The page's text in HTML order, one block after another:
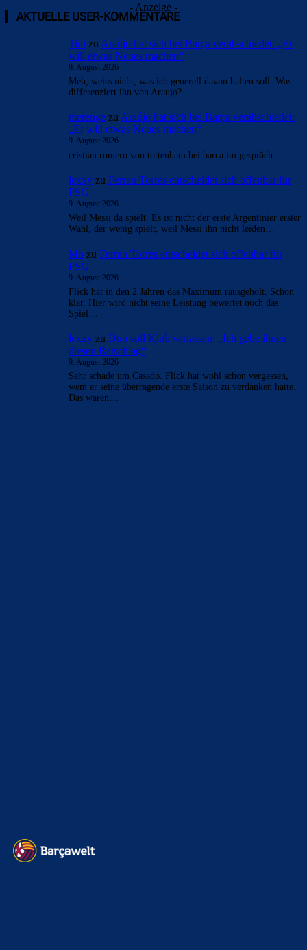
- Anzeige -
AKTUELLE USER-KOMMENTARE
Tini zu Araújo hat sich bei Barça verabschiedet: „Er
will etwas Neues machen“
9. August 2026
Meh, weiss nicht, was ich generell davon halten soll. Was
differenziert ihn von Araujo?
merenge zuAraújo hat sich bei Barça verabschiedet:
„Er will etwas Neues machen“
9. August 2026
cristian romero von tottenham bei barca im gespräch
lexxy zu Ferran Torres entscheidet sich offenbar für
PSG
9. August 2026
Weil Messi da spielt. Es ist nicht der erste Argentinier erster
Wahl, der wenig spielt, weil Messi ihn nicht leiden…
Mo zu Ferran Torres entscheidet sich offenbar für
PSG
9. August 2026
Flick hat in den 2 Jahren das Maximum rausgeholt. Schon
klar. Hier wird nicht seine Leistung bewertet noch das
Spiel…
lexxy zu Duo soll Klub verlassen: „Ich gebe ihnen
diesen Ratschlag“
9. August 2026
Sehr schade um Casado. Flick hat wohl schon vergessen,
wem er seine überragende erste Saison zu verdanken hatte.
Das waren…